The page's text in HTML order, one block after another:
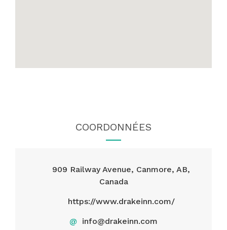
COORDONNÉES
909 Railway Avenue, Canmore, AB,
Canada
https://www.drakeinn.com/
@ info@drakeinn.com